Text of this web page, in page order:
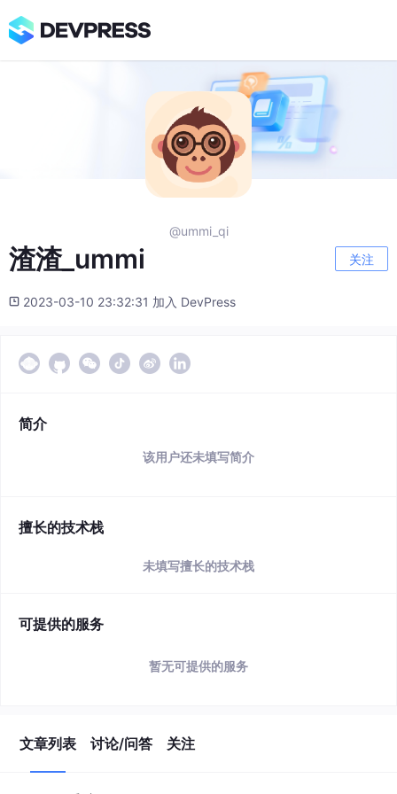
@ummi_qi
渣渣_ummi 关注
2023-03-10 23:32:31 加入 DevPress
简介
该用户还未填写简介
擅长的技术栈
未填写擅长的技术栈
可提供的服务
暂无可提供的服务
文章列表 讨论/问答 关注